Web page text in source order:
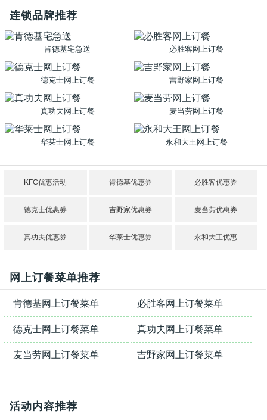
连锁品牌推荐
肯德基宅急送 必胜客网上订餐
德克士网上订餐 吉野家网上订餐
真功夫网上订餐 麦当劳网上订餐
华莱士网上订餐 永和大王网上订餐
KFC优惠活动 肯德基优惠券 必胜客优惠券
德克士优惠券 吉野家优惠券 麦当劳优惠券
真功夫优惠券 华莱士优惠券 永和大王优惠
网上订餐菜单推荐
肯德基网上订餐菜单 必胜客网上订餐菜单
德克士网上订餐菜单 真功夫网上订餐菜单
麦当劳网上订餐菜单 吉野家网上订餐菜单
活动内容推荐